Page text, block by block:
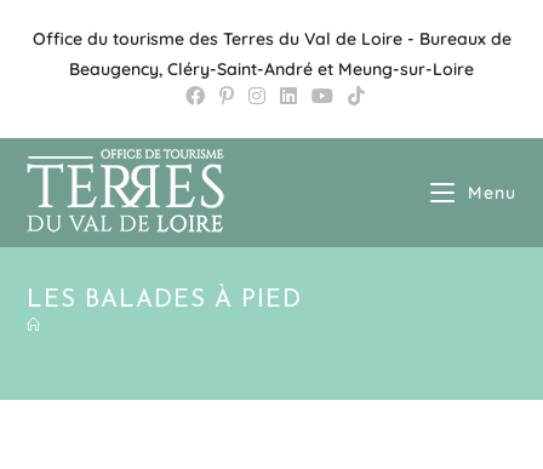
Office du tourisme des Terres du Val de Loire - Bureaux de
Beaugency, Cléry-Saint-André et Meung-sur-Loire
Menu
LES BALADES À PIED